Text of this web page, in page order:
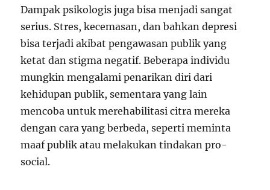
Dampak psikologis juga bisa menjadi sangat
serius. Stres, kecemasan, dan bahkan depresi
bisa terjadi akibat pengawasan publik yang
ketat dan stigma negatif. Beberapa individu
mungkin mengalami penarikan diri dari
kehidupan publik, sementara yang lain
mencoba untuk merehabilitasi citra mereka
dengan cara yang berbeda, seperti meminta
maaf publik atau melakukan tindakan pro-
social.